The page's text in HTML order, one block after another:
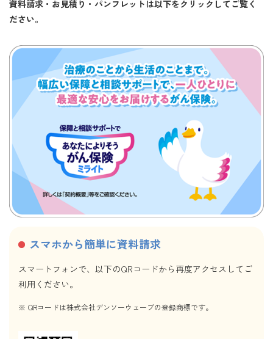
資料請求・お見積り・パンフレットは以下をクリックしてご覧く
ださい。
スマホから簡単に資料請求
スマートフォンで、以下のQRコードから再度アクセスしてご
利用ください。
QRコードは株式会社デンソーウェーブの登録商標です。